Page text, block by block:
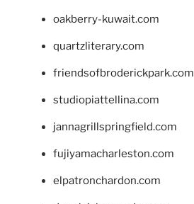
oakberry-kuwait.com
quartzliterary.com
friendsofbroderickpark.com
studiopiattellina.com
jannagrillspringfield.com
fujiyamacharleston.com
elpatronchardon.com